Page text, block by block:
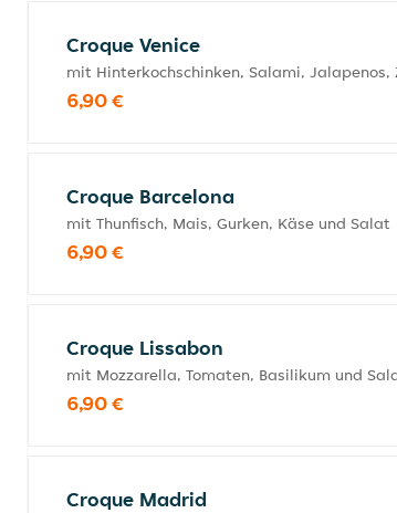
Croque Venice
mit Hinterkochschinken, Salami,
6,90 €
Croque Barcelona
mit Thunfisch, Mais, Gurken, Käse und Salat
6,90 €
Croque Lissabon
mit Mozzarella, Tomaten, Basilikum und
6,90 €
Croque Madrid